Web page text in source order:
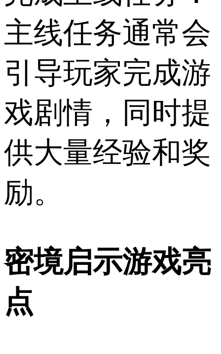
主线任务通常会
引导玩家完成游
戏剧情，同时提
供大量经验和奖
励。
密境启示游戏亮
点